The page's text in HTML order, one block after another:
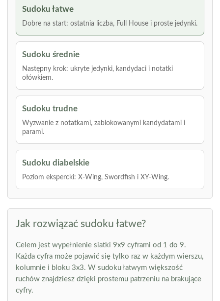
Sudoku łatwe
Dobre na start: ostatnia liczba, Full House i proste jedynki.
Sudoku średnie
Następny krok: ukryte jedynki, kandydaci i notatki
ołówkiem.
Sudoku trudne
Wyzwanie z notatkami, zablokowanymi kandydatami i
parami.
Sudoku diabelskie
Poziom ekspercki: X-Wing, Swordfish i XY-Wing.
Jak rozwiązać sudoku łatwe?
Celem jest wypełnienie siatki 9x9 cyframi od 1 do 9.
Każda cyfra może pojawić się tylko raz w każdym wierszu,
kolumnie i bloku 3x3. W sudoku łatwym większość
ruchów znajdziesz dzięki prostemu patrzeniu na brakujące
cyfry.